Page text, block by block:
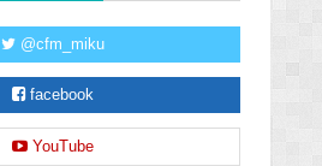
@cfm_miku
facebook
YouTube